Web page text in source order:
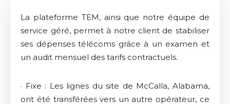
La plateforme TEM, ainsi que notre équipe de
service géré, permet à notre client de stabiliser
ses dépenses télécoms grâce à un examen et
un audit mensuel des tarifs contractuels.
· Fixe : Les lignes du site de McCalla, Alabama,
ont été transférées vers un autre opérateur, ce